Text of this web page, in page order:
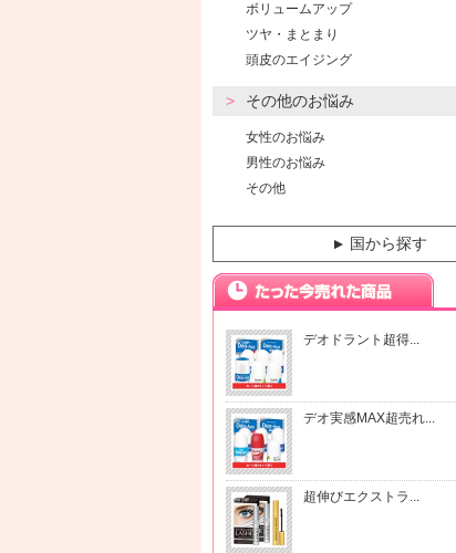
ボリュームアップ
ツヤ・まとまり
頭皮のエイジング
その他のお悩み
女性のお悩み
男性のお悩み
その他
▼ 国から探す
デオドラント超得...
デオ実感MAX超売れ...
超伸びエクストラ...